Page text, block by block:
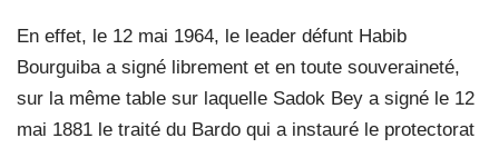
En effet, le 12 mai 1964, le leader défunt Habib
Bourguiba a signé librement et en toute souveraineté,
sur la même table sur laquelle Sadok Bey a signé le 12
mai 1881 le traité du Bardo qui a instauré le protectorat